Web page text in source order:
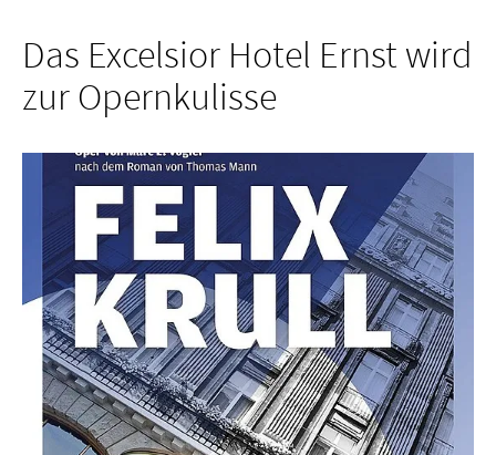
Das Excelsior Hotel Ernst wird
zur Opernkulisse